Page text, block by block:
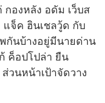
องหลัง อดัม เว็บส
แจ็ค ฮินเชลวู้ด กับ
กันบ้างอยู่มีนายด่าน
ค็อปโปล่า ยืน
วนหน้าเป้าจัดวาง